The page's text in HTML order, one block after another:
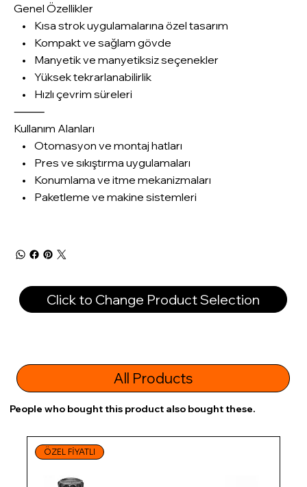
All Products
Click to Change Product Selection
Genel Özellikler
• Kısa strok uygulamalarına özel tasarım
• Kompakt ve sağlam gövde
• Manyetik ve manyetiksiz seçenekler
• Yüksek tekrarlanabilirlik
• Hızlı çevrim süreleri
⸻
Kullanım Alanları
• Otomasyon ve montaj hatları
• Pres ve sıkıştırma uygulamaları
• Konumlama ve itme mekanizmaları
• Paketleme ve makine sistemleri
People who bought this product also bought these.
ÖZEL FİYATLI